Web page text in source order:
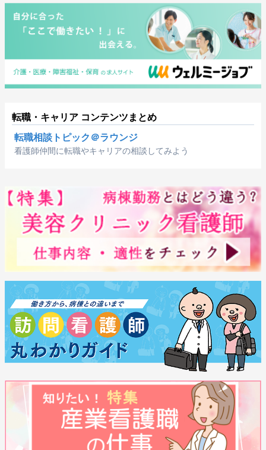
転職・キャリア コンテンツまとめ
転職相談トピック＠ラウンジ
看護師仲間に転職やキャリアの相談してみよう